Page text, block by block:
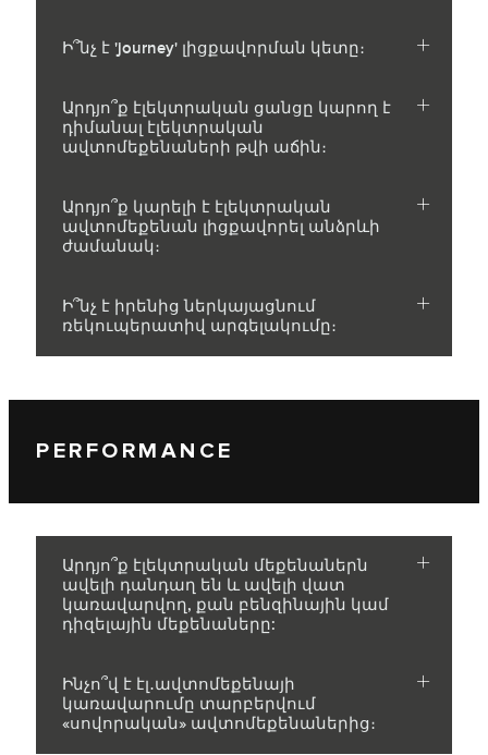
Ի՞նչ է 'journey' լիցքավորման կետը։
Արդյո՞ք էլեկտրական ցանցը կարող է
դիմանալ էլեկտրական
ավտոմեքենաների թվի աճին։
Արդյո՞ք կարելի է էլեկտրական
ավտոմեքենան լիցքավորել անձրևի
ժամանակ։
Ի՞նչ է իրենից ներկայացնում
ռեկուպերատիվ արգելակումը։
PERFORMANCE
Արդյո՞ք էլեկտրական մեքենաներն
ավելի դանդաղ են և ավելի վատ
կառավարվող, քան բենզինային կամ
դիզելային մեքենաները:
Ինչո՞վ է էլ․ավտոմեքենայի
կառավարումը տարբերվում
«սովորական» ավտոմեքենաներից։